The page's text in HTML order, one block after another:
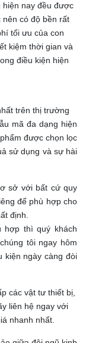
nay đều được
có độ bền rất
tối ưu của con
kiệm thời gian và
điều kiện hiện
trên thị trường
mã đa dạng hiện
phẩm được chọn lọc
sử dụng và sự hài
sở với bất cứ quy
để phù hợp cho
định.
thì quý khách
tôi ngay hôm
kiện ngày càng đòi
các vật tư thiết bị,
liên hệ ngay với
nhanh nhất.